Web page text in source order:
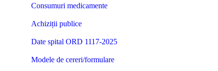
Consumuri medicamente
Achiziții publice
Date spital ORD 1117-2025
Modele de cereri/formulare